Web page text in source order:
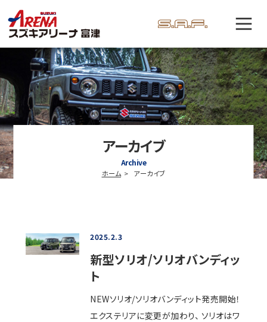
アーカイブ
Archive
ホーム アーカイブ
2025.2.3
新型ソリオ/ソリオバンディッ
ト
NEWソリオ/ソリオバンディット発売開始！
エクステリアに変更が加わり、 ソリオはワ